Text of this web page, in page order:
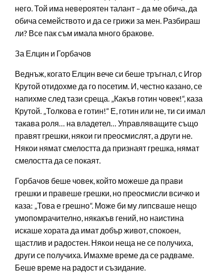
него. Той има невероятен талант – да ме обича, да
обича семейството и да се грижи за мен. Разбираш
ли? Все пак съм имала много бракове.
За Елцин и Горбачов
Веднъж, когато Елцин вече си беше тръгнал, с Игор
Крутой отидохме да го посетим. И, честно казано, се
напихме след тази среща. „Какъв готин човек!“, каза
Крутой. „Толкова е готин!“ Е, готин или не, ти си имал
такава роля… на владетел… Управляващите също
правят грешки, някои ги преосмислят, а други не.
Някои нямат смелостта да признаят грешка, нямат
смелостта да се покаят.
Горбачов беше човек, който можеше да прави
грешки и правеше грешки, но преосмисли всичко и
каза: „Това е грешно“. Може би му липсваше нещо
умопомрачително, някакъв гений, но наистина
искаше хората да имат добър живот, спокоен,
щастлив и радостен. Някои неща не се получиха,
други се получиха. Имахме време да се радваме.
Беше време на радост и съзидание.